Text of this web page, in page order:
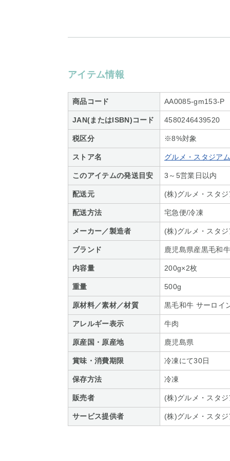
アイテム情報
商品コード AA0085-gm153-P
JAN(またはISBN)コード 4580246439520
税区分 ※8%対象
ストア名 グルメ・スタジアム
このアイテムの発送目安 3～5営業日以内
配送元 (株)グルメ・スタジ
配送方法 宅急便/冷凍
メーカー／製造者 (株)グルメ・スタジ
ブランド 鹿児島県産黒毛和牛
内容量 200g×2枚
重量 500g
原材料／素材／材質 黒毛和牛 サーロイ
アレルギー表示 牛肉
原産国・原産地 鹿児島県
賞味・消費期限 冷凍にて30日
保存方法 冷凍
販売者 (株)グルメ・スタジ
サービス提供者 (株)グルメ・スタジ